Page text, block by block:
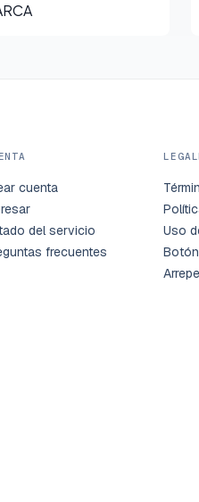
cuenta
del servicio
frecuentes
Uso